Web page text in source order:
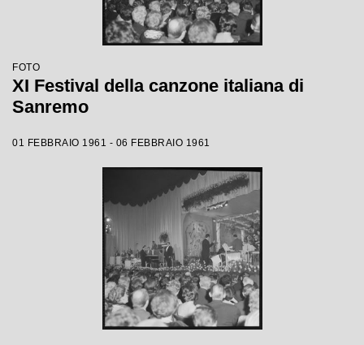
FOTO
XI Festival della canzone italiana di
Sanremo
01 FEBBRAIO 1961 - 06 FEBBRAIO 1961